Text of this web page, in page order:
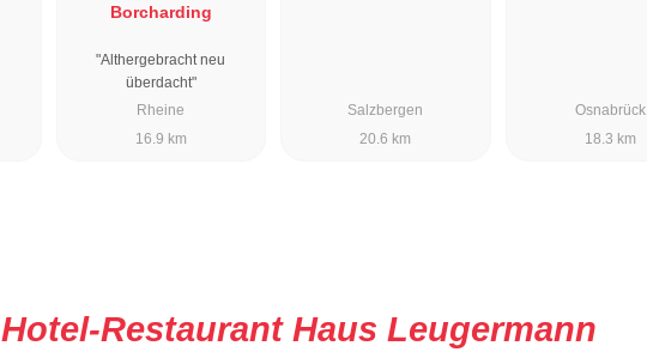
Borcharding
"Althergebracht neu
überdacht"
Rheine
16.9 km
Salzbergen
20.6 km
Osnabrück
18.3 km
Hotel-Restaurant Haus Leugermann